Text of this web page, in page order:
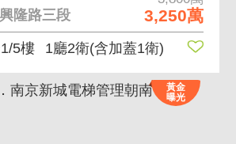
3,250萬
隆路三段
5樓 1廳2衛(含加蓋1衛)
黃金
曝光